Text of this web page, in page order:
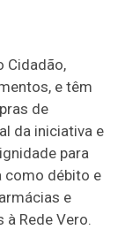
Cidadão,
e têm
de
da iniciativa e
para
como débito e
e
Rede Vero.